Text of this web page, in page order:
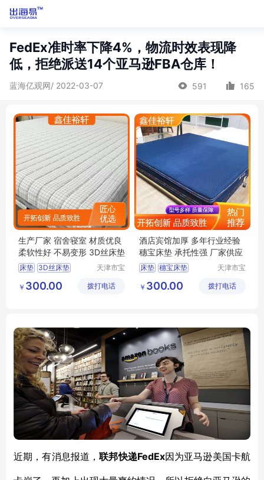
FedEx准时率下降4%，物流时效表现降
低，拒绝派送14个亚马逊FBA仓库！
蓝海亿观网/ 2022-03-07 591 165
生产厂家 宿舍寝室 材质优良
柔软性好 不易变形 3D丝床垫
床垫 3D丝床垫
席梦思弹簧垫
天津市宝
裕轩床垫
￥ 300.00 拨打电话
酒店宾馆加厚 多年行业经验
穗宝床垫 承托性强 厂家供应
床垫 穗宝床垫
席梦思弹簧垫
天津市宝
裕轩床垫
￥ 300.00 拨打电话
近期，有消息报道，联邦快递FedEx因为亚马逊美国卡航